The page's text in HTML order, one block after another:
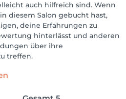
auch hilfreich sind. Wenn
diesem Salon gebucht hast,
deine Erfahrungen zu
hinterlässt und anderen
über ihre
treffen.